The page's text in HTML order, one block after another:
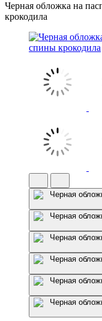
Черная обложка на
крокодила